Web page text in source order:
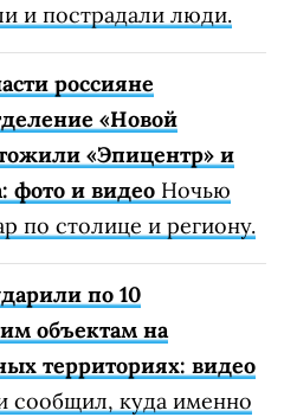
и пострадали люди.
россияне
«Новой
«Эпицентр» и
фото и видео Ночью
по столице и региону.
по 10
объектам на
территориях: видео
сообщил, куда именно